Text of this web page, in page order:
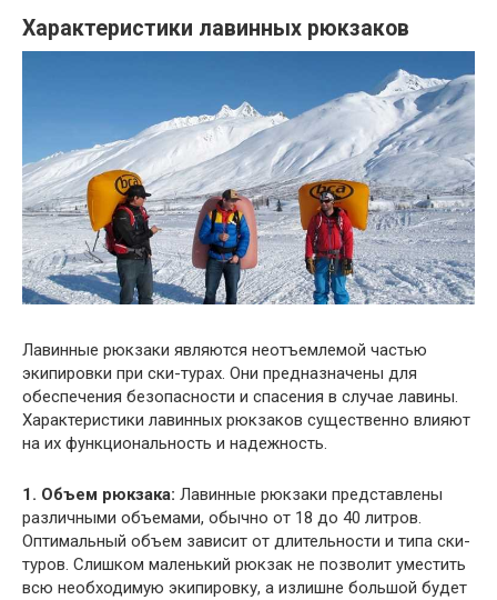
Характеристики лавинных рюкзаков
Лавинные рюкзаки являются неотъемлемой частью
экипировки при ски-турах. Они предназначены для
обеспечения безопасности и спасения в случае лавины.
Характеристики лавинных рюкзаков существенно влияют
на их функциональность и надежность.
1. Объем рюкзака: Лавинные рюкзаки представлены
различными объемами, обычно от 18 до 40 литров.
Оптимальный объем зависит от длительности и типа ски-
туров. Слишком маленький рюкзак не позволит уместить
всю необходимую экипировку, а излишне большой будет